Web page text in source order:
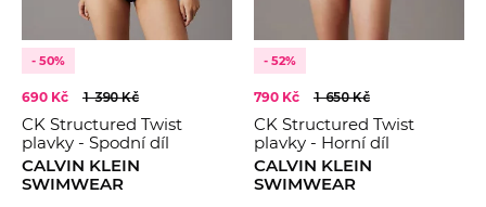
- 50%
690 Kč 1 390 Kč
CK Structured Twist
plavky - Spodní díl
CALVIN KLEIN
SWIMWEAR
- 52%
790 Kč 1 650 Kč
CK Structured Twist
plavky - Horní díl
CALVIN KLEIN
SWIMWEAR